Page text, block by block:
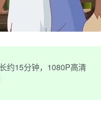
约15分钟，1080P高清